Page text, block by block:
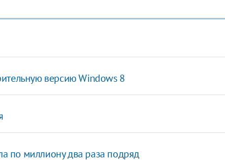
версию Windows 8
по миллиону два раза подряд